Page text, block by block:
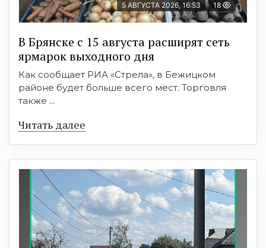
5 АВГУСТА 2026, 16:53 18
В Брянске с 15 августа расширят сеть
ярмарок выходного дня
Как сообщает РИА «Стрела», в Бежицком
районе будет больше всего мест. Торговля
также ...
Читать далее